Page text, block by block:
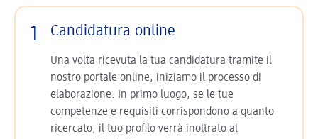
1 Candidatura online
Una volta ricevuta la tua candidatura tramite il
nostro portale online, iniziamo il processo di
elaborazione. In primo luogo, se le tue
competenze e requisiti corrispondono a quanto
ricercato, il tuo profilo verrà inoltrato al